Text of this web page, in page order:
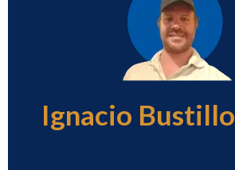
Ignacio Bustillo